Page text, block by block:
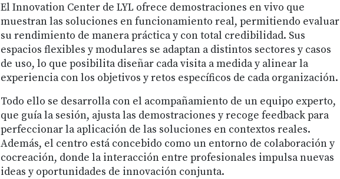
El Innovation Center de LYL ofrece demostraciones en vivo que
muestran las soluciones en funcionamiento real, permitiendo evaluar
su rendimiento de manera práctica y con total credibilidad. Sus
espacios flexibles y modulares se adaptan a distintos sectores y casos
de uso, lo que posibilita diseñar cada visita a medida y alinear la
experiencia con los objetivos y retos específicos de cada organización.
Todo ello se desarrolla con el acompañamiento de un equipo experto,
que guía la sesión, ajusta las demostraciones y recoge feedback para
perfeccionar la aplicación de las soluciones en contextos reales.
Además, el centro está concebido como un entorno de colaboración y
cocreación, donde la interacción entre profesionales impulsa nuevas
ideas y oportunidades de innovación conjunta.